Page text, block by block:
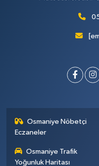
Osmaniye Nöbetçi
Eczaneler
Osmaniye Trafik
Yoğunluk Haritası